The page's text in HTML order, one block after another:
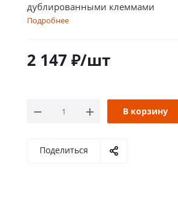
дублированными клеммами
Подробнее
2 147 ₽/шт
В корзину
Поделиться